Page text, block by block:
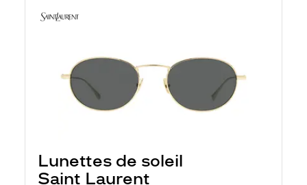
Lunettes de soleil
Saint Laurent